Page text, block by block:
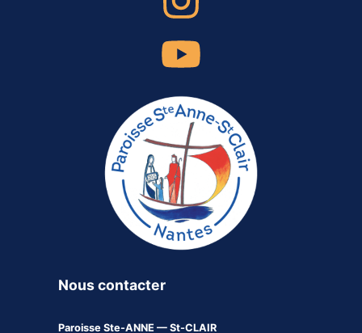
Nous contacter
Paroisse Ste-ANNE — St-CLAIR